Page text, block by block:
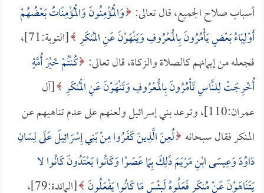
أسباب صلاح الجميع، قال تعالى: وَالْمُؤْمِنُونَ وَالْمُؤْمِنَاتُ بَعْضُهُمْ
أَوْلِيَاءُ بَعْضٍ يَأْمُرُونَ بِالْمَعْرُوفِ وَيَنْهَوْنَ عَنِ المُنكَرِ
[التوبة:71]،
فجعله من إيمانهم كالصلاة والزكاة، قال تعالى: كُنْتُمْ خَيْرَ أُمَّةٍ
أُخْرِجَتْ لِلنَّاسِ تَأْمُرُونَ بِالْمَعْرُوفِ وَتَنْهَوْنَ عَنِ الْمُنكَرِ [آل
عمران:110]، وتوعد بني إسرائيل ولعنهم على عدم تناهيهم عن
المنكر فقال سبحانه لُعِنَ الَّذِينَ كَفَرُوا مِنْ بَنِي إِسْرَائِيلَ عَلَى لِسَانِ
دَاوُدَ وَعِيسَى ابْنِ مَرْيَمَ ذَلِكَ بِمَا عَصَوْا وَكَانُوا يَعْتَدُونَ كَانُوا لا
يَتَنَاهَوْنَ عَنْ مُنكَرٍ فَعَلُوهُ لَبِئْسَ مَا كَانُوا يَفْعَلُونَ
[المائدة:79]،